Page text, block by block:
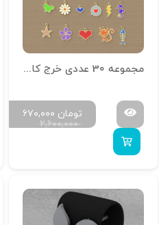
مجموعه 30 عددی خرج کار مخصوص مینا کاری کد 1356
۲,۶۰۰,۰۰۰
۶۷۰,۰۰۰ تومان